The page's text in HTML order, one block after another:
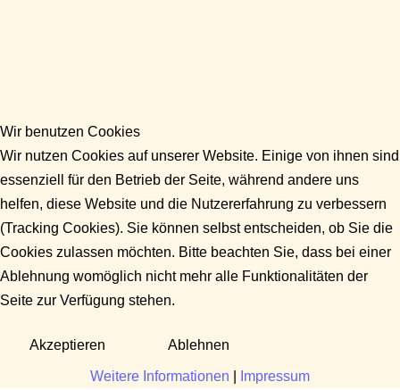
Wir benutzen Cookies
Wir nutzen Cookies auf unserer Website. Einige von ihnen sind
essenziell für den Betrieb der Seite, während andere uns
helfen, diese Website und die Nutzererfahrung zu verbessern
(Tracking Cookies). Sie können selbst entscheiden, ob Sie die
Cookies zulassen möchten. Bitte beachten Sie, dass bei einer
Ablehnung womöglich nicht mehr alle Funktionalitäten der
Seite zur Verfügung stehen.
Akzeptieren Ablehnen
Weitere Informationen Impressum